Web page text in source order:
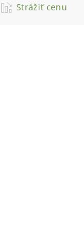
Strážiť cenu